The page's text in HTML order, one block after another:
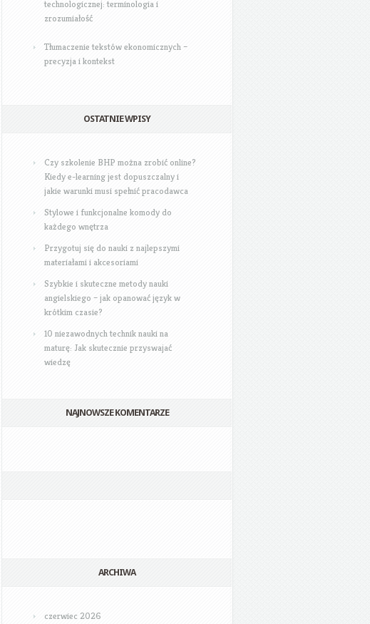
technologicznej: terminologia i
zrozumiałość
Tłumaczenie tekstów ekonomicznych –
precyzja i kontekst
OSTATNIE WPISY
Czy szkolenie BHP można zrobić online?
Kiedy e-learning jest dopuszczalny i
jakie warunki musi spełnić pracodawca
Stylowe i funkcjonalne komody do
każdego wnętrza
Przygotuj się do nauki z najlepszymi
materiałami i akcesoriami
Szybkie i skuteczne metody nauki
angielskiego – jak opanować język w
krótkim czasie?
10 niezawodnych technik nauki na
maturę: Jak skutecznie przyswajać
wiedzę
NAJNOWSZE KOMENTARZE
ARCHIWA
czerwiec 2026